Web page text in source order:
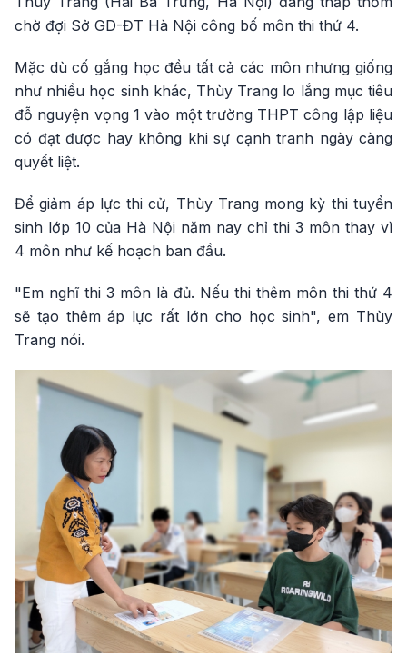
chờ đợi Sở GD-ĐT Hà Nội công bố môn thi thứ 4.
Mặc dù cố gắng học đều tất cả các môn nhưng giống
như nhiều học sinh khác, Thùy Trang lo lắng mục tiêu
đỗ nguyện vọng 1 vào một trường THPT công lập liệu
có đạt được hay không khi sự cạnh tranh ngày càng
quyết liệt.
Để giảm áp lực thi cử, Thùy Trang mong kỳ thi tuyển
sinh lớp 10 của Hà Nội năm nay chỉ thi 3 môn thay vì
4 môn như kế hoạch ban đầu.
"Em nghĩ thi 3 môn là đủ. Nếu thi thêm môn thi thứ 4
sẽ tạo thêm áp lực rất lớn cho học sinh", em Thùy
Trang nói.